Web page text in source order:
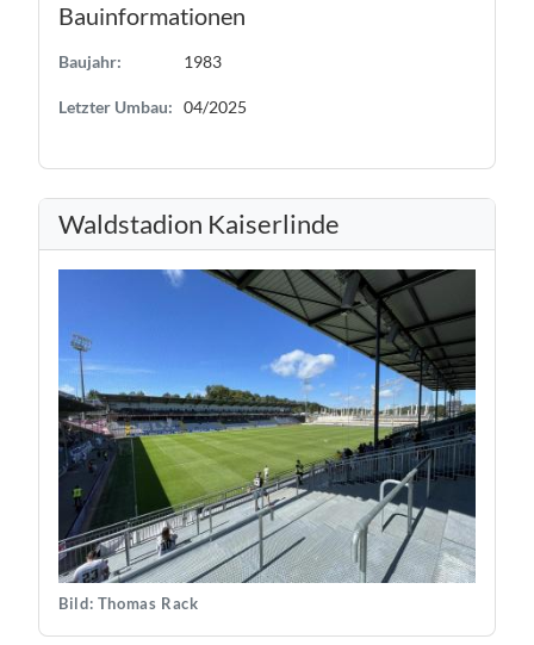
Bauinformationen
Baujahr: 1983
Letzter Umbau: 04/2025
Waldstadion Kaiserlinde
Bild: Thomas Rack